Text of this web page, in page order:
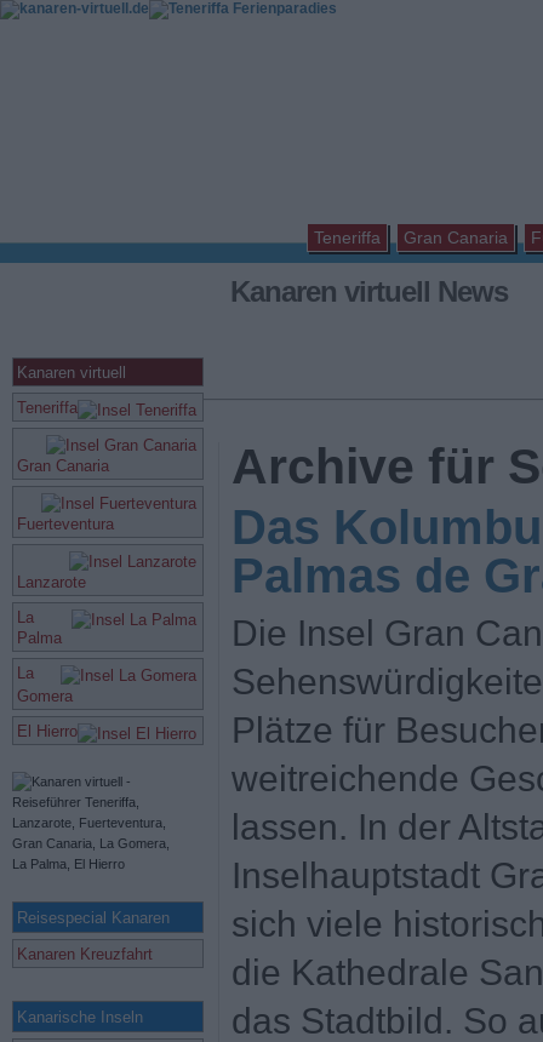
Teneriffa Gran Canaria
Kanaren virtuell News
Kanaren virtuell
Teneriffa
Gran Canaria
Fuerteventura
Lanzarote
La
Palma
La
Gomera
El Hierro
Reisespecial Kanaren
Kanaren Kreuzfahrt
Kanarische Inseln
Archive für
Das
Palmas de
Die Insel Gran
Plätze für
weitreichende
lassen. In der
Inselhauptstadt
sich viele
die Kathedrale
das Stadtbild. So